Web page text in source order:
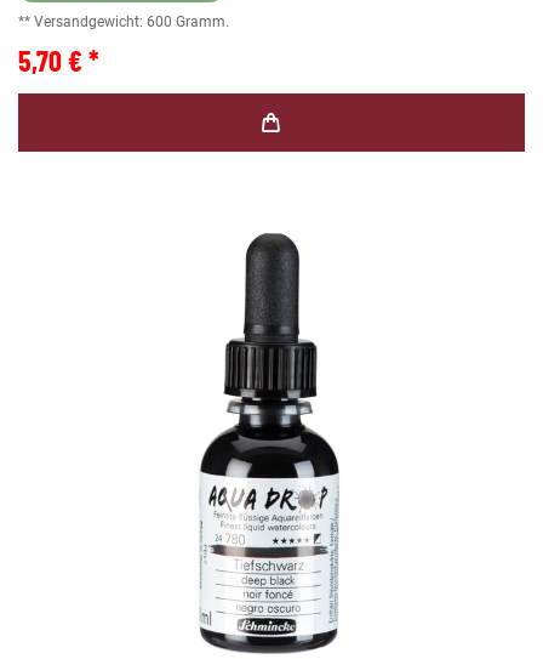
** Versandgewicht: 600 Gramm.
5,70 € *